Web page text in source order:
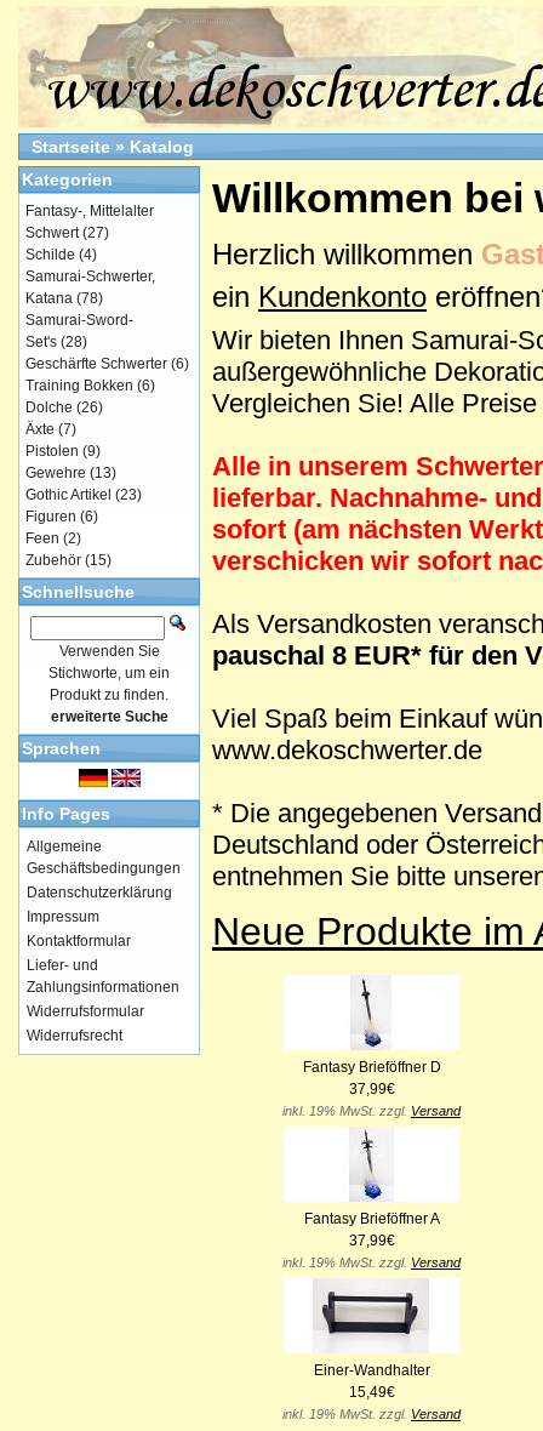
Startseite » Katalog
Willkommen bei
Herzlich willkommen
ein Kundenkonto
Wir bieten Ihnen Samurai-
außergewöhnliche
Vergleichen Sie! Alle
Alle in unserem
lieferbar. Nachnahme-
sofort (am nächsten
verschicken wir sofort
Als Versandkosten
pauschal 8 EUR* für den
Viel Spaß beim Einkauf
www.dekoschwerter.de
* Die angegebenen
Deutschland oder
entnehmen Sie bitte
Neue Produkte im
Fantasy Brieföffner D
37,99€
inkl. 19% MwSt. zzgl. Versand
Fantasy Brieföffner A
37,99€
inkl. 19% MwSt. zzgl. Versand
Einer-Wandhalter
15,49€
inkl. 19% MwSt. zzgl. Versand
Kategorien
Fantasy-, Mittelalter
Schwert(27)
Schilde (4)
Samurai-Schwerter,
Katana (78)
Samurai-Sword-
Set's (28)
Geschärfte Schwerter (6)
Training Bokken (6)
Dolche (26)
Äxte (7)
Pistolen (9)
Gewehre (13)
Gothic Artikel (23)
Figuren (6)
Feen (2)
Zubehör (15)
Schnellsuche
Verwenden Sie
Stichworte, um ein
Produkt zu finden.
erweiterte Suche
Sprachen
Info Pages
Allgemeine
Geschäftsbedingungen
Datenschutzerklärung
Impressum
Kontaktformular
Liefer- und
Zahlungsinformationen
Widerrufsformular
Widerrufsrecht